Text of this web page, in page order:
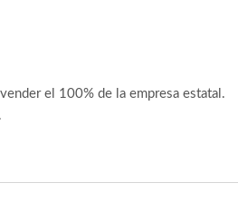
el 100% de la empresa estatal.